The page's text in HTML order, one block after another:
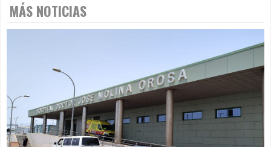
MÁS NOTICIAS